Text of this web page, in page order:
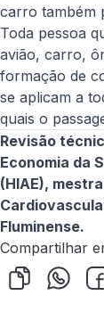
carro também
Toda pessoa
avião, carro,
formação de
se aplicam a
quais o
Revisão
Economia da
(HIAE),
Fluminense.
Compartilhar